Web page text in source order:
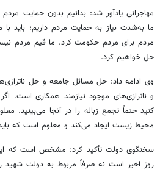
مهاجرانی یادآور شد: بدانیم بدون حمایت
ما به‌شدت نیاز به حمایت مردم داریم؛ باید
مردم برای مردم حکومت کرد. ما قیم مردم
حل خواهیم کرد.
وی ادامه داد: حل مسائل جامعه و حل
و ناترازی‌های موجود نیازمند همکاری است.
کنید حتماً تجمع زباله را در آنجا می‌بینید.
محیط زیست ایجاد می‌کند و معلوم است که
روز اخیر است نه صرفاً مربوط به دولت